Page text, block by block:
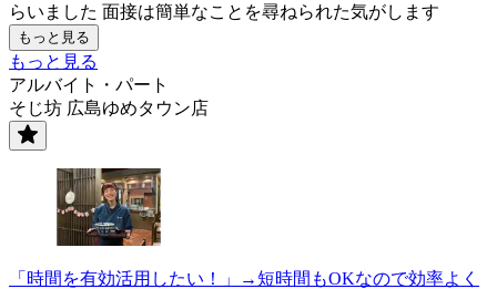
らいました 面接は簡単なことを尋ねられた気がします
もっと見る
もっと見る
アルバイト・パート
そじ坊 広島ゆめタウン店
「時間を有効活用したい！」→短時間もOKなので効率よく